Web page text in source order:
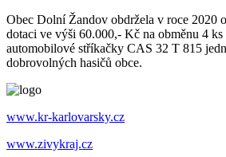
Obec Dolní Žandov obdržela v roce 2020
dotaci ve výši 60.000,- Kč na obměnu 4
automobilové stříkačky CAS 32 T 815
dobrovolných hasičů obce.
www.kr-karlovarsky.cz
www.zivykraj.cz